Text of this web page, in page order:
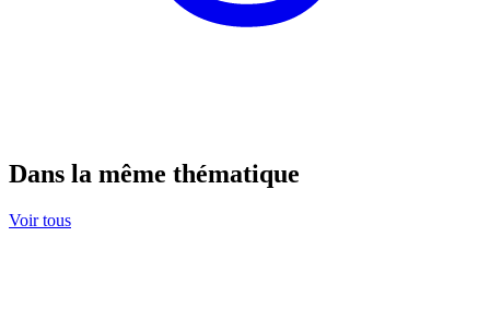
Dans la même thématique
Voir tous